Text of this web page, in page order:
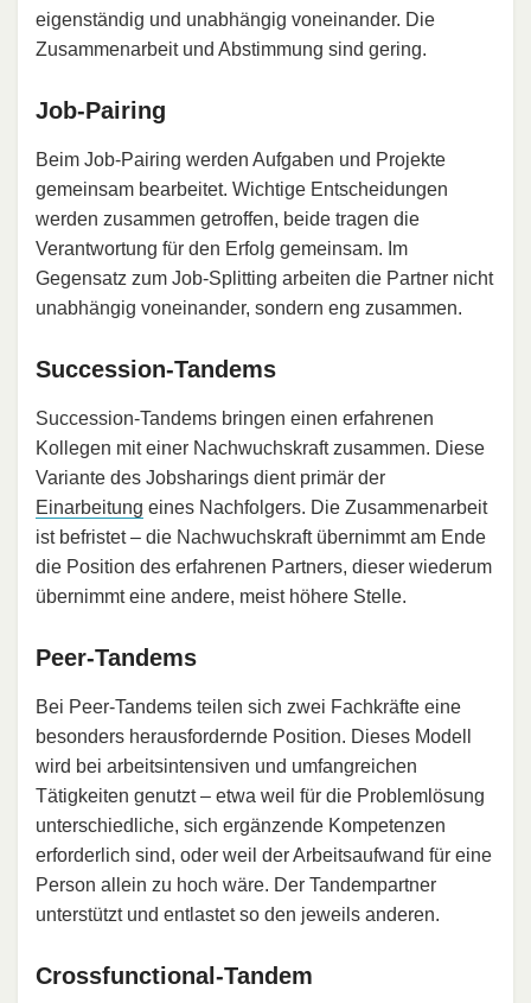
eigenständig und unabhängig voneinander. Die
Zusammenarbeit und Abstimmung sind gering.
Job-Pairing
Beim Job-Pairing werden Aufgaben und Projekte
gemeinsam bearbeitet. Wichtige Entscheidungen
werden zusammen getroffen, beide tragen die
Verantwortung für den Erfolg gemeinsam. Im
Gegensatz zum Job-Splitting arbeiten die Partner nicht
unabhängig voneinander, sondern eng zusammen.
Succession-Tandems
Succession-Tandems bringen einen erfahrenen
Kollegen mit einer Nachwuchskraft zusammen. Diese
Variante des Jobsharings dient primär der
Einarbeitung eines Nachfolgers. Die Zusammenarbeit
ist befristet – die Nachwuchskraft übernimmt am Ende
die Position des erfahrenen Partners, dieser wiederum
übernimmt eine andere, meist höhere Stelle.
Peer-Tandems
Bei Peer-Tandems teilen sich zwei Fachkräfte eine
besonders herausfordernde Position. Dieses Modell
wird bei arbeitsintensiven und umfangreichen
Tätigkeiten genutzt – etwa weil für die Problemlösung
unterschiedliche, sich ergänzende Kompetenzen
erforderlich sind, oder weil der Arbeitsaufwand für eine
Person allein zu hoch wäre. Der Tandempartner
unterstützt und entlastet so den jeweils anderen.
Crossfunctional-Tandem